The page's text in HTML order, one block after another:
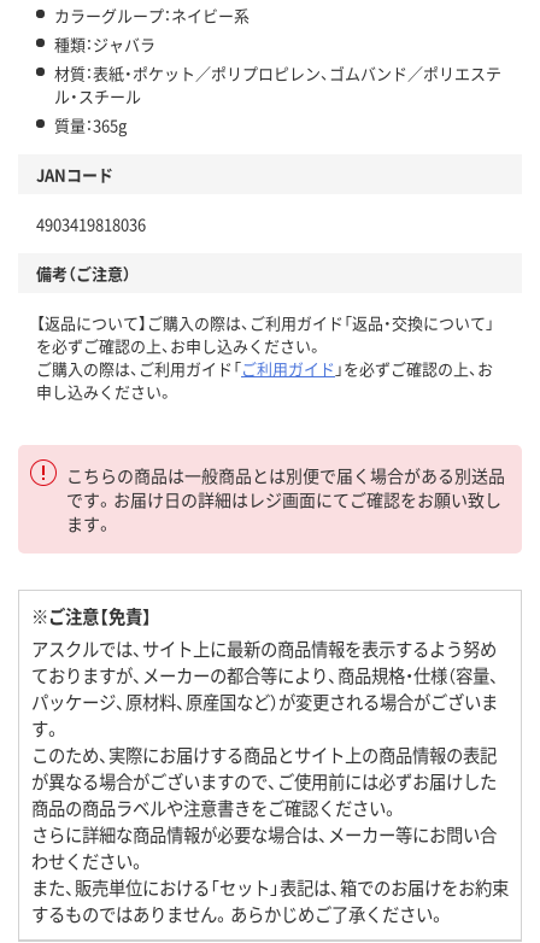
カラーグループ：ネイビー系
種類：ジャバラ
材質：表紙・ポケット／ポリプロピレン、ゴムバンド／ポリエステ
ル・スチール
質量：365g
JANコード
4903419818036
備考（ご注意）
【返品について】ご購入の際は、ご利用ガイド「返品・交換について」
を必ずご確認の上、お申し込みください。
ご購入の際は、ご利用ガイド「ご利用ガイド 」を必ずご確認の上、お
申し込みください。
こちらの商品は一般商品とは別便で届く場合がある別送品
です。お届け日の詳細はレジ画面にてご確認をお願い致し
ます。
※ご注意【免責】
アスクルでは、サイト上に最新の商品情報を表示するよう努め
ておりますが、メーカーの都合等により、商品規格・仕様（容量、
パッケージ、原材料、原産国など）が変更される場合がございま
す。
このため、実際にお届けする商品とサイト上の商品情報の表記
が異なる場合がございますので、ご使用前には必ずお届けした
商品の商品ラベルや注意書きをご確認ください。
さらに詳細な商品情報が必要な場合は、メーカー等にお問い合
わせください。
また、販売単位における「セット」表記は、箱でのお届けをお約束
するものではありません。あらかじめご了承ください。